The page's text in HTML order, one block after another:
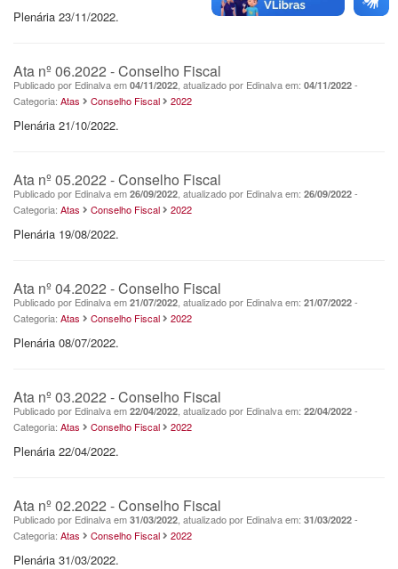
Plenária 23/11/2022.
Ata nº 06.2022 - Conselho Fiscal
Publicado por Edinalva em 04/11/2022 , atualizado por Edinalva em: 04/11/2022 -
Categoria: Atas Conselho Fiscal 2022
Plenária 21/10/2022.
Ata nº 05.2022 - Conselho Fiscal
Publicado por Edinalva em 26/09/2022 , atualizado por Edinalva em: 26/09/2022 -
Categoria: Atas Conselho Fiscal 2022
Plenária 19/08/2022.
Ata nº 04.2022 - Conselho Fiscal
Publicado por Edinalva em 21/07/2022 , atualizado por Edinalva em: 21/07/2022 -
Categoria: Atas Conselho Fiscal 2022
Plenária 08/07/2022.
Ata nº 03.2022 - Conselho Fiscal
Publicado por Edinalva em 22/04/2022 , atualizado por Edinalva em: 22/04/2022 -
Categoria: Atas Conselho Fiscal 2022
Plenária 22/04/2022.
Ata nº 02.2022 - Conselho Fiscal
Publicado por Edinalva em 31/03/2022 , atualizado por Edinalva em: 31/03/2022 -
Categoria: Atas Conselho Fiscal 2022
Plenária 31/03/2022.